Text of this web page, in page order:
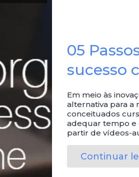
05
sucesso
Em meio às
alternativa para a
conceituados
adequar tempo e
partir de vídeos-
Continuar